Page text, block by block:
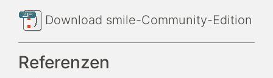
Download smile-Community-Edition
Referenzen